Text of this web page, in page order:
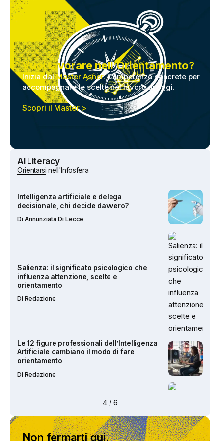
Vuoi lavorare nell’Orientamento?
Inizia dalMaster Asnor. Competenze concrete per
accompagnare le scelte nel lavoro di oggi.
Scopri il Master >
AI Literacy
Orientarsi nell'Infosfera
L’Impatto dell’Intelligenza Artificiale sul
mercato del lavoro: analisi del report
Anthropic 2026
Di Fausto Sana
Intelligenza artificiale e delega
influenza attenzione, scelte e
orientamento
Di Redazione
Le 12 figure professionali dell’Intelligenza
Artificiale cambiano il modo di fare
orientamento
Di Redazione
Intelligenza Artificiale e lavoro:
opportunità, rischi e impatto sul benessere
Guida pratica alla Legge sull’IA: cosa
cambia per formazione, orientamento e
lavoro intellettuale
5 / 6
Non fermarti qui.
Quaderni Asnor | Salienza e attenzione:
orientare il discernimento nel tempo
dell’intelligenza artificiale